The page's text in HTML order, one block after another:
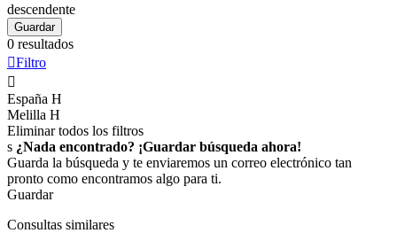
descendente
Guardar
0 resultados
Filtro

España H
Melilla H
Eliminar todos los filtros
s ¿Nada encontrado? ¡Guardar búsqueda ahora!
Guarda la búsqueda y te enviaremos un correo electrónico tan
pronto como encontramos algo para ti.
Guardar
Consultas similares